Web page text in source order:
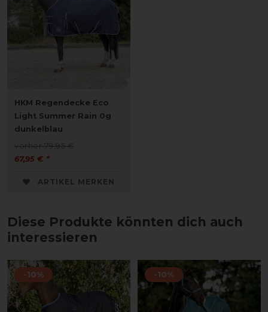
HKM Regendecke Eco
Light Summer Rain 0g
dunkelblau
vorher 79,95 €
67,95 € *
ARTIKEL MERKEN
Diese Produkte könnten dich auch
interessieren
-10% -10%